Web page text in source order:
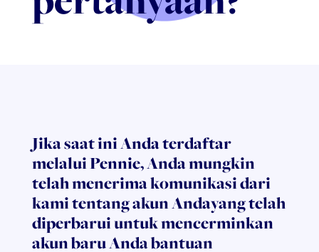
Jika saat ini Anda terdaftar
melalui Pennie,Andamungkin
telah menerima komunikasi dari
kami tentang akun Andayang telah
diperbarui untuk mencerminkan
akun baru Andabantuan